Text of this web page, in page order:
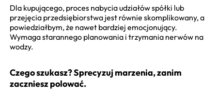
Dla kupującego, proces nabycia udziałów spółki lub
przejęcia przedsiębiorstwa jest równie skomplikowany, a
powiedziałbym, że nawet bardziej emocjonujący.
Wymaga starannego planowania i trzymania nerwów na
wodzy.
Czego szukasz? Sprecyzuj marzenia, zanim
zaczniesz polować.